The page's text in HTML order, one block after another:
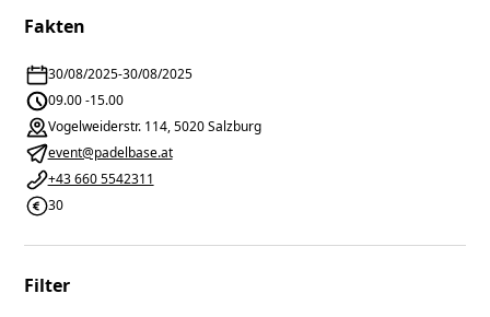
Fakten
30/08/2025-30/08/2025
09.00 -15.00
Vogelweiderstr. 114, 5020 Salzburg
event@padelbase.at
+43 660 5542311
30
Filter